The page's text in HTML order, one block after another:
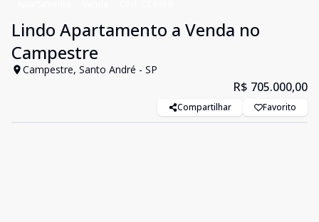
Lindo Apartamento a Venda no
Campestre
Campestre, Santo André - SP
R$ 705.000,00
Compartilhar Favorito